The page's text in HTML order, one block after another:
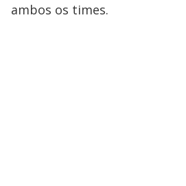
ambos os times.